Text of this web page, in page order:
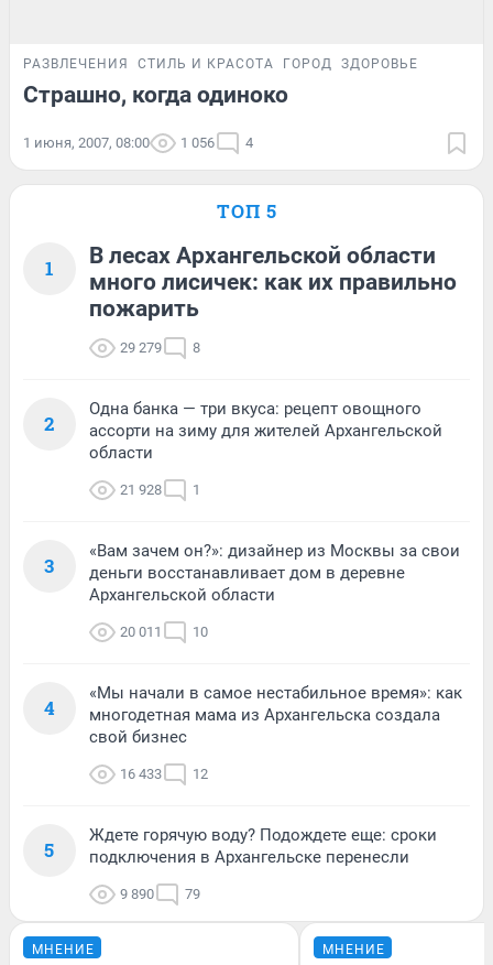
РАЗВЛЕЧЕНИЯ СТИЛЬ И КРАСОТА ГОРОД ЗДОРОВЬЕ
Страшно, когда одиноко
1 июня, 2007, 08:00 1 056 4
ТОП 5
1
В лесах Архангельской области
много лисичек: как их правильно
пожарить
29 279 8
2
Одна банка — три вкуса: рецепт овощного
ассорти на зиму для жителей Архангельской
области
21 928 1
3
«Вам зачем он?»: дизайнер из Москвы за свои
деньги восстанавливает дом в деревне
Архангельской области
20 011 10
4
«Мы начали в самое нестабильное время»: как
многодетная мама из Архангельска создала
свой бизнес
16 433 12
5
Ждете горячую воду? Подождете еще: сроки
подключения в Архангельске перенесли
9 890 79
МНЕНИЕ МНЕНИЕ